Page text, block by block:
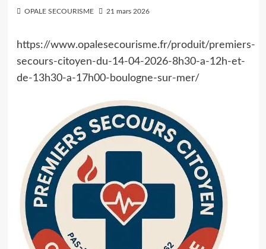
OPALE SECOURISME 21 mars 2026
https://www.opalesecourisme.fr/produit/premiers-
secours-citoyen-du-14-04-2026-8h30-a-12h-et-
de-13h30-a-17h00-boulogne-sur-mer/